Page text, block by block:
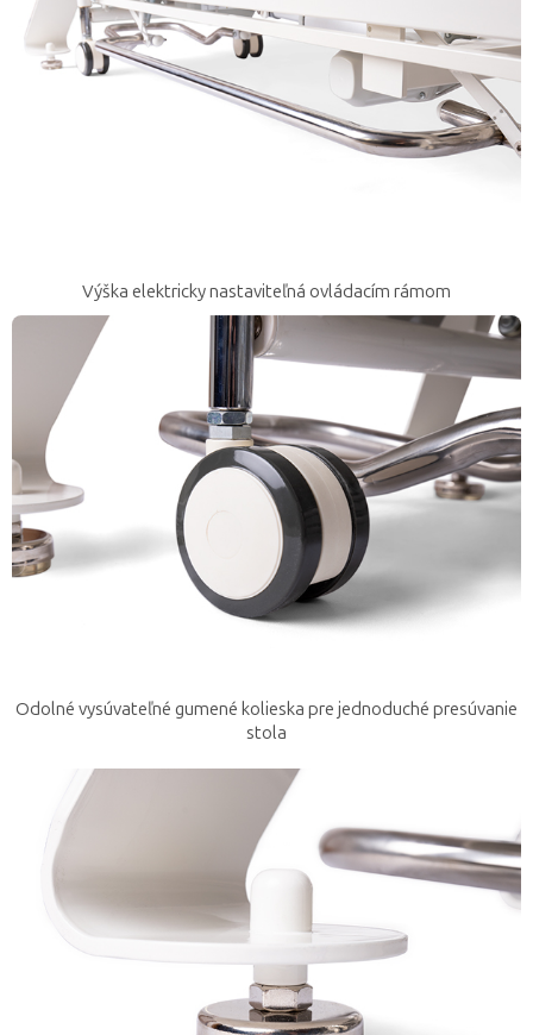
Výška elektricky nastaviteľná ovládacím rámom
Odolné vysúvateľné gumené kolieska pre jednoduché presúvanie
stola